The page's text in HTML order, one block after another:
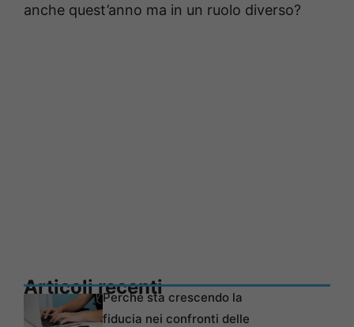
anche quest’anno ma in un ruolo diverso?
Articoli recentiPerché sta crescendo la
fiducia nei confronti delle